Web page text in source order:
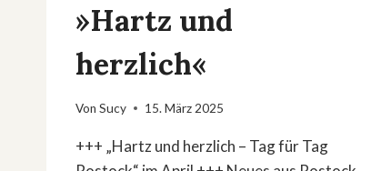
»Hartz und
herzlich«
Von Sucy 15. März 2025
+++ „Hartz und herzlich – Tag für Tag